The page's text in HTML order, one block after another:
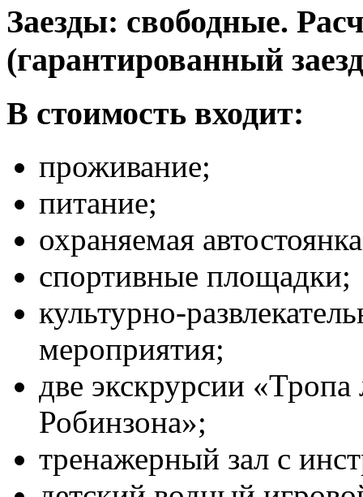
Заезды: свободные.
(гарантированный
В стоимость входит:
проживание;
питание;
охраняемая
спортивные площадки;
культурно-
мероприятия;
две экскрурсии
Робинзона»;
тренажерный зал с